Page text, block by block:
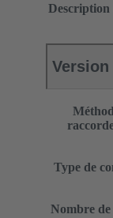
Description
Version
Type de
Nombre de